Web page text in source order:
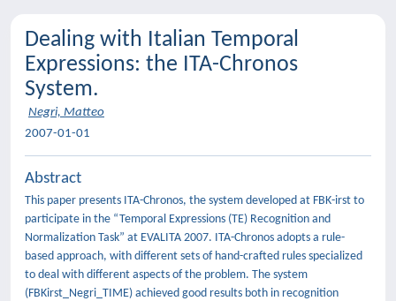
Dealing with Italian Temporal
Expressions: the ITA-Chronos
System.
Negri, Matteo
2007-01-01
Abstract
This paper presents ITA-Chronos, the system developed at FBK-irst to
participate in the “Temporal Expressions (TE) Recognition and
Normalization Task” at EVALITA 2007. ITA-Chronos adopts a rule-
based approach, with different sets of hand-crafted rules specialized
to deal with different aspects of the problem. The system
(FBKirst_Negri_TIME) achieved good results both in recognition